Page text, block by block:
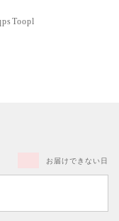
お届けできない日